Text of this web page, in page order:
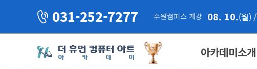
031-252-7277 수원캠퍼스 개강 08. 10.(월) /
아카데미소개